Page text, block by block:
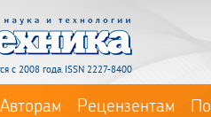
с 2008 года. ISSN 2227-8400
Авторам Рецензентам